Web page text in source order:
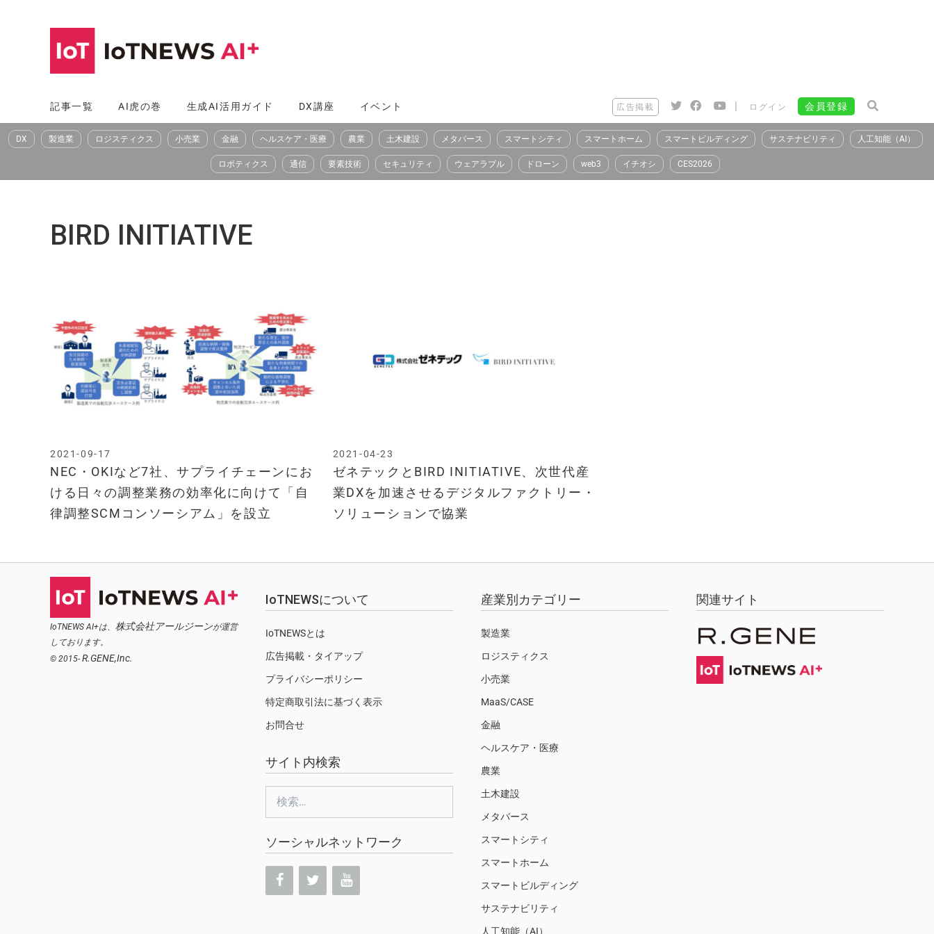
へ
ス
記事一覧 AI虎の巻 生成AI活用ガイド DX講座 イベント 広告掲載 | ログイン 会員登録
DX 製造業 ロジスティクス 小売業 金融 ヘルスケア・医療 農業 土木建設 メタバース スマートシティ スマートホーム スマートビルディング サステナビリティ 人工知能（AI）
ロボティクス 通信 要素技術 セキュリティ ウェアラブル ドローン web3 イチオシ CES2026
BIRD INITIATIVE
NEC・OKIなど7社、サプライチェーンにお
ける日々の調整業務の効率化に向けて「自
律調整SCMコンソーシアム」を設立
2021-09-17
ゼネテックとBIRD INITIATIVE、次世代産
業DXを加速させるデジタルファクトリー・
ソリューションで協業
2021-04-23
IoTNEWS AI+は、 株式会社アールジーンが運営
しております。
© 2015- R.GENE,Inc.
IoTNEWSについて
IoTNEWSとは
広告掲載・タイアップ
プライバシーポリシー
特定商取引法に基づく表示
お問合せ
サイト内検索
ソーシャルネットワーク
産業別カテゴリー
製造業
ロジスティクス
小売業
MaaS/CASE
金融
ヘルスケア・医療
農業
土木建設
メタバース
スマートシティ
スマートホーム
スマートビルディング
サステナビリティ
人工知能（AI）
関連サイト